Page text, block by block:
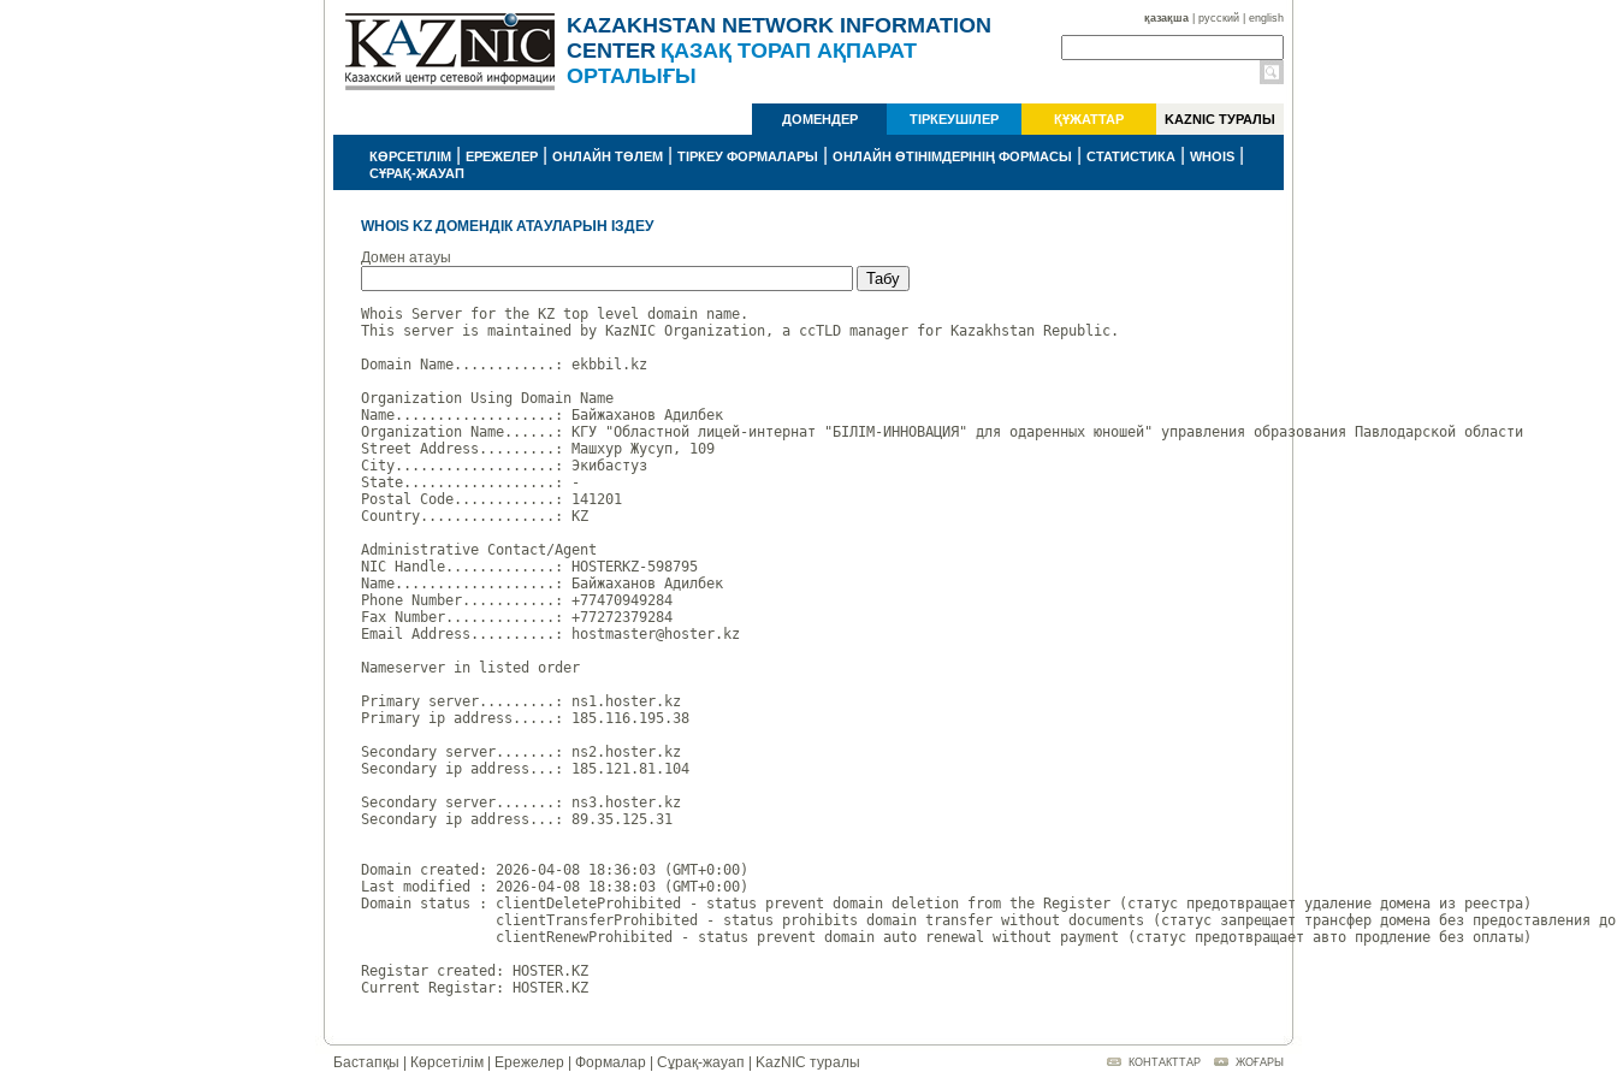
KAZAKHSTAN NETWORK INFORMATION
CENTER ҚАЗАҚ ТОРАП АҚПАРАТ
ОРТАЛЫҒЫ
қазақша русский english
ДОМЕНДЕР ТІРКЕУШІЛЕР ҚҰЖАТТАР KAZNIC ТУРАЛЫ
КӨРСЕТІЛІМ ЕРЕЖЕЛЕР ОНЛАЙН ТӨЛЕМ ТІРКЕУ ФОРМАЛАРЫ ОНЛАЙН ӨТІНІМДЕРІНІҢ ФОРМАСЫ СТАТИСТИКА WHOIS
СҰРАҚ-ЖАУАП
WHOIS KZ ДОМЕНДІК АТАУЛАРЫН ІЗДЕУ
Домен атауы
Whois Server for the KZ top level domain name.
This server is maintained by KazNIC Organization, a ccTLD manager for Kazakhstan Republic.
Domain Name............: ekbbil.kz
Organization Using Domain Name
Name...................: Байжаханов Адилбек
Organization Name......: КГУ "Областной лицей-интернат "БІЛІМ-ИННОВАЦИЯ" для одаренных юношей" управления образования Павлодарской области
Street Address.........: Машхур Жусуп, 109
City...................: Экибастуз
State..................: -
Postal Code............: 141201
Country................: KZ
Administrative Contact/Agent
NIC Handle.............: HOSTERKZ-598795
Name...................: Байжаханов Адилбек
Phone Number...........: +77470949284
Fax Number.............: +77272379284
Email Address..........: hostmaster@hoster.kz
Nameserver in listed order
Primary server.........: ns1.hoster.kz
Primary ip address.....: 185.116.195.38
Secondary server.......: ns2.hoster.kz
Secondary ip address...: 185.121.81.104
Secondary server.......: ns3.hoster.kz
Secondary ip address...: 89.35.125.31
Domain created: 2026-04-08 18:36:03 (GMT+0:00)
Last modified : 2026-04-08 18:38:03 (GMT+0:00)
Domain status : clientDeleteProhibited - status prevent domain deletion from the Register (статус предотвращает удаление домена из реестра)
clientTransferProhibited - status prohibits domain transfer without documents (статус запрещает трансфер домена без предоставления
                clientRenewProhibited - status prevent domain auto renewal without payment (статус предотвращает авто продление без оплаты)
Registar created: HOSTER.KZ
Бастапқы Көрсетілім Ережелер Формалар Сұрақ-жауап KazNIC туралы КОНТАКТТАР ЖОҒАРЫ